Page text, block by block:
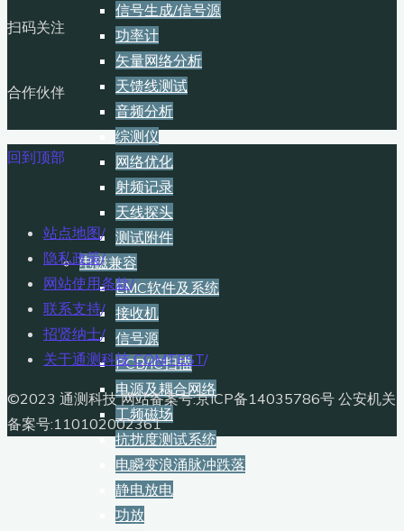
信号生成/信号源
功率计
矢量网络分析
天馈线测试
音频分析
综测仪
网络优化
射频记录
天线探头
测试附件
电磁兼容
EMC软件及系统
接收机
信号源
PCB/IC扫描
电源及耦合网络
工频磁场
抗扰度测试系统
电瞬变浪涌脉冲跌落
静电放电
功放
扫码关注
合作伙伴
回到顶部
站点地图/
隐私政策/
网站使用条款/
联系支持/
招贤纳士/
关于通测科技 COMTEST/
©2023 通测科技 网站备案号:京ICP备14035786号 公安机关
备案号:110102002361